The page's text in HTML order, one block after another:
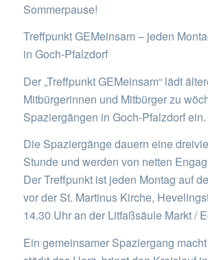
Sommerpause!
Treffpunkt GEMeinsam – jeden
in Goch-Pfalzdorf
Der „Treffpunkt GEMeinsam“ lädt
Mitbürgerinnen und Mitbürger zu
Spaziergängen in Goch-Pfalzdorf ein.
Die Spaziergänge dauern eine
Stunde und werden von netten
Der Treffpunkt ist jeden Montag auf
vor der St. Martinus Kirche,
14.30 Uhr an der Litfaßsäule Markt /
Ein gemeinsamer Spaziergang